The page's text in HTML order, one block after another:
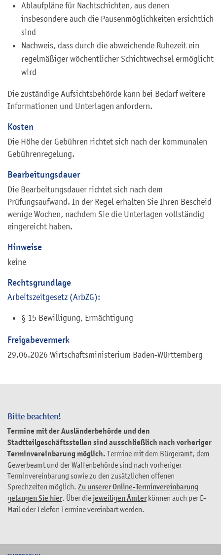
Bitte beachten!
Termine mit der Ausländerbehörde und den
Stadtteilgeschäftsstellen sind ausschließlich nach vorheriger
Terminvereinbarung möglich. Termine mit dem Bürgeramt, dem
Gewerbeamt und der Waffenbehörde sind nach vorheriger
Terminvereinbarung sowie zu den zusätzlichen offenen
Sprechzeiten möglich. Zu unserer Online-Terminvereinbarung
gelangen Sie hier. Über diejeweiligen Ämterkönnen auch per E-
Mail oder Telefon Termine vereinbart werden.
Ablaufpläne für Nachtschichten, aus denen
insbesondere auch die Pausenmöglichkeiten ersichtlich
sind
Nachweis, dass durch die abweichende Ruhezeit ein
regelmäßiger wöchentlicher Schichtwechsel ermöglicht
wird
Die zuständige Aufsichtsbehörde kann bei Bedarf weitere
Informationen und Unterlagen anfordern.
Kosten
Die Höhe der Gebühren richtet sich nach der kommunalen
Gebührenregelung.
Bearbeitungsdauer
Die Bearbeitungsdauer richtet sich nach dem
Prüfungsaufwand. In der Regel erhalten Sie Ihren Bescheid
wenige Wochen, nachdem Sie die Unterlagen vollständig
eingereicht haben.
Hinweise
keine
Rechtsgrundlage
Arbeitszeitgesetz (ArbZG):
§ 15 Bewilligung, Ermächtigung
Freigabevermerk
29.06.2026 Wirtschaftsministerium Baden-Württemberg